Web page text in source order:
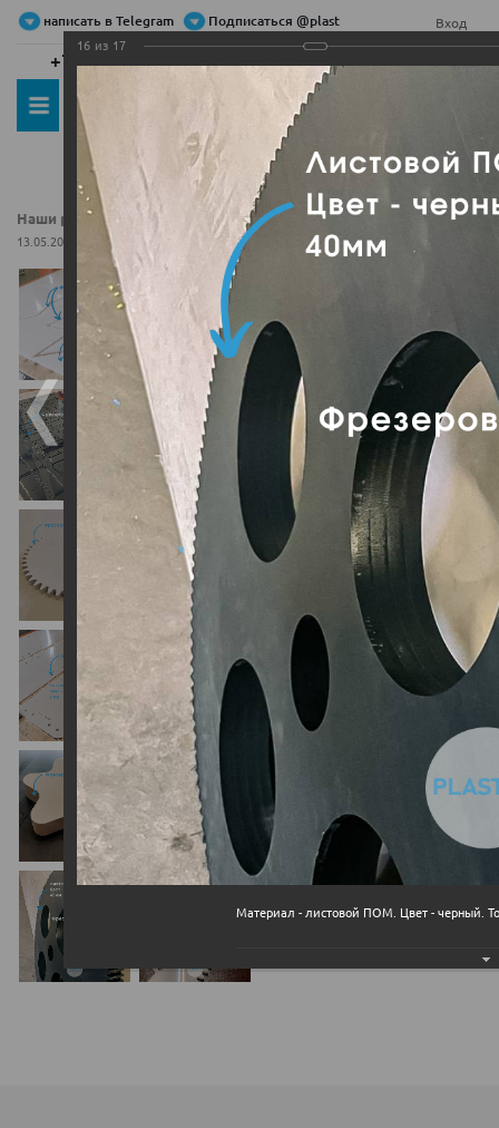
написать в Telegram Подписаться @plast Вход
+7 (495) 479-00-00 +7 (800) 555-52-54
Наши работы на ЧПУ станке
Наши работы на ЧПУ станке
13.05.2021
16 из 17
Материал - листовой ПОМ. Цвет - черный.